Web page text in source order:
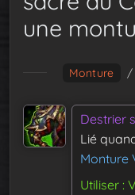
une
Monture /
Destrier
Lié
Monture
Utiliser :